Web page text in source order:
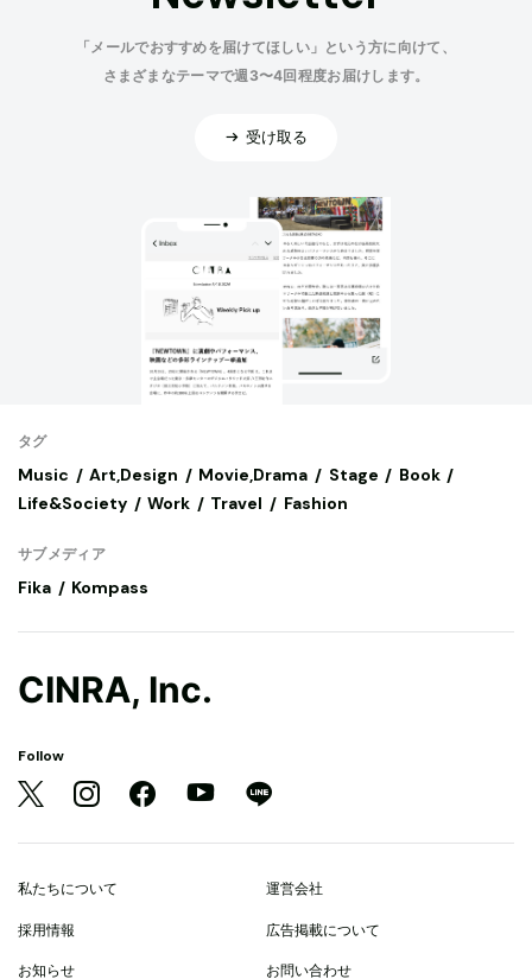
「メールでおすすめを届けてほしい」という方に向けて、
さまざまなテーマで週3〜4回程度お届けします。
受け取る
タグ
Music Art,Design Movie,Drama Stage
Book
Life&Society
Work Travel Fashion
サブメディア
Fika Kompass
CINRA, Inc.
Follow
私たちについて 運営会社
採用情報 広告掲載について
お知らせ お問い合わせ